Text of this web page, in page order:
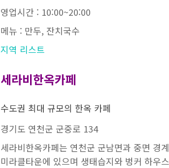
영업시간 : 10:00~20:00
메뉴 : 만두, 잔치국수
지역 리스트
세라비한옥카페
수도권 최대 규모의 한옥 카페
경기도 연천군 군중로 134
세라비한옥카페는 연천군 군남면과 중면 경
미라클타운에 있으며 생태습지와 벙커 하우